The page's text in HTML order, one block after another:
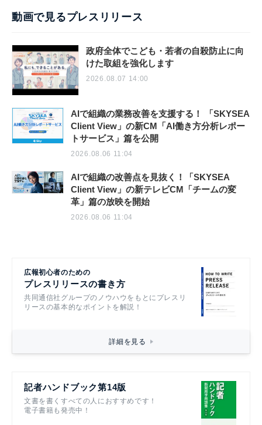
動画で見るプレスリリース
政府全体でこども・若者の自殺防止に向
けた取組を強化します
2026.08.07 14:00
AIで組織の業務改善を支援する！ 「SKYSEA
Client View」の新CM「AI働き方分析レポー
トサービス」篇を公開
2026.08.06 11:04
AIで組織の改善点を見抜く！「SKYSEA
Client View」の新テレビCM「チームの変
革」篇の放映を開始
2026.08.06 11:04
広報初心者のための
プレスリリースの書き方
共同通信社グループのノウハウをもとにプレスリ
リースの基本的なポイントを解説！
詳細を見る
記者ハンドブック第14版
文書を書くすべての人におすすめです！
電子書籍も発売中！